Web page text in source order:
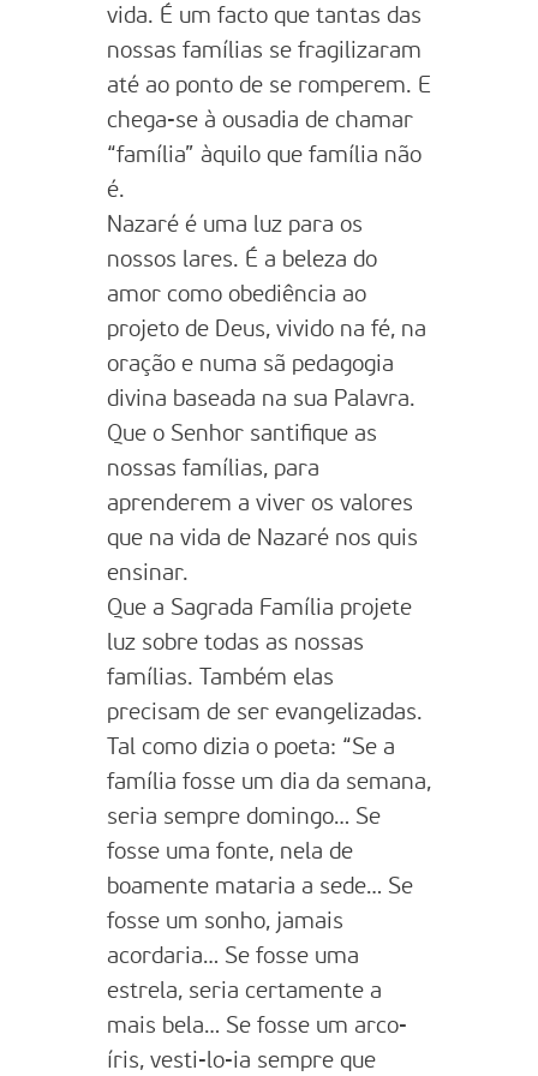
vida. É um facto que tantas das
nossas famílias se fragilizaram
até ao ponto de se romperem. E
chega-se à ousadia de chamar
“família” àquilo que família não
é.
Nazaré é uma luz para os
nossos lares. É a beleza do
amor como obediência ao
projeto de Deus, vivido na fé, na
oração e numa sã pedagogia
divina baseada na sua Palavra.
Que o Senhor santifique as
nossas famílias, para
aprenderem a viver os valores
que na vida de Nazaré nos quis
ensinar.
Que a Sagrada Família projete
luz sobre todas as nossas
famílias. Também elas
precisam de ser evangelizadas.
Tal como dizia o poeta: “Se a
família fosse um dia da semana,
seria sempre domingo… Se
fosse uma fonte, nela de
boamente mataria a sede… Se
fosse um sonho, jamais
acordaria… Se fosse uma
estrela, seria certamente a
mais bela… Se fosse um arco-
íris, vesti-lo-ia sempre que